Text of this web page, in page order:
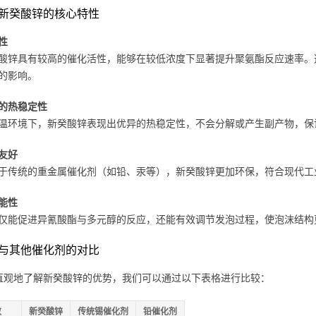
癸酸锌的核心特性
锌具有较高的催化活性，能够在较低浓度下显著提升聚氨酯反应速率
影响。
热稳定性
环境下，新癸酸锌表现出优异的热稳定性，不会分解或产生副产物，
好
传统的重金属催化剂（如铅、汞等），新癸酸锌更加环保，符合现代
性
能促进异氰酸酯与多元醇的反应，还能有效调节发泡过程，使泡沫结
其他催化剂的对比
观地了解新癸酸锌的优势，我们可以通过以下表格进行比较：
新癸酸锌 传统锡催化剂 铅催化剂